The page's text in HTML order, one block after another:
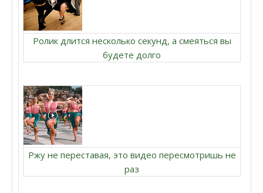
Ролик длится несколько секунд, а смеяться вы
будете долго
Ржу не переставая, это видео пересмотришь не
раз